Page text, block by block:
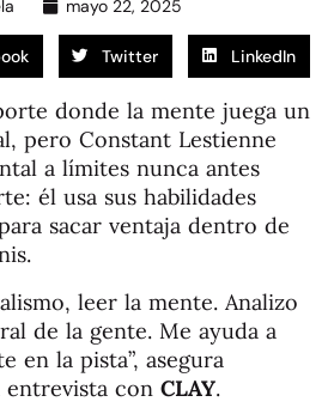
mayo 22, 2025
Twitter LinkedIn
donde la mente juega un
pero Constant Lestienne
a límites nunca antes
él usa sus habilidades
sacar ventaja dentro de
leer la mente. Analizo
de la gente. Me ayuda a
en la pista”, asegura
entrevista con CLAY.